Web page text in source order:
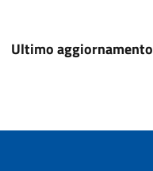
Ultimo aggiornamento